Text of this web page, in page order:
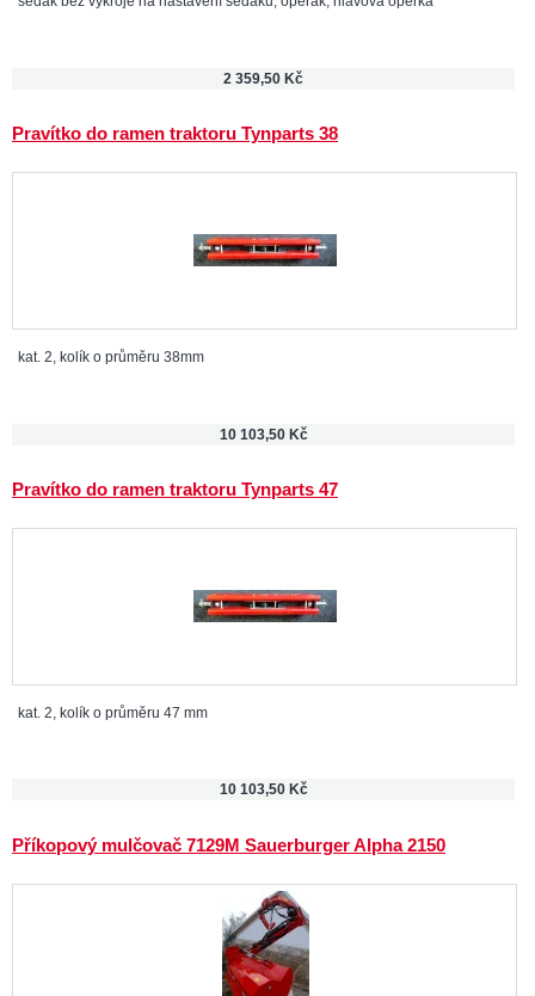
2 359,50 Kč
Pravítko do ramen traktoru Tynparts 38
kat. 2, kolík o průměru 38mm
10 103,50 Kč
Pravítko do ramen traktoru Tynparts 47
kat. 2, kolík o průměru 47 mm
10 103,50 Kč
Příkopový mulčovač 7129M Sauerburger Alpha 2150